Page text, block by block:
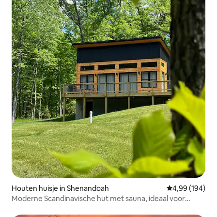
Houten huisje in Shenandoah Gemiddelde
4,99 (194)
Moderne Scandinavische hut met sauna, ideaal voor